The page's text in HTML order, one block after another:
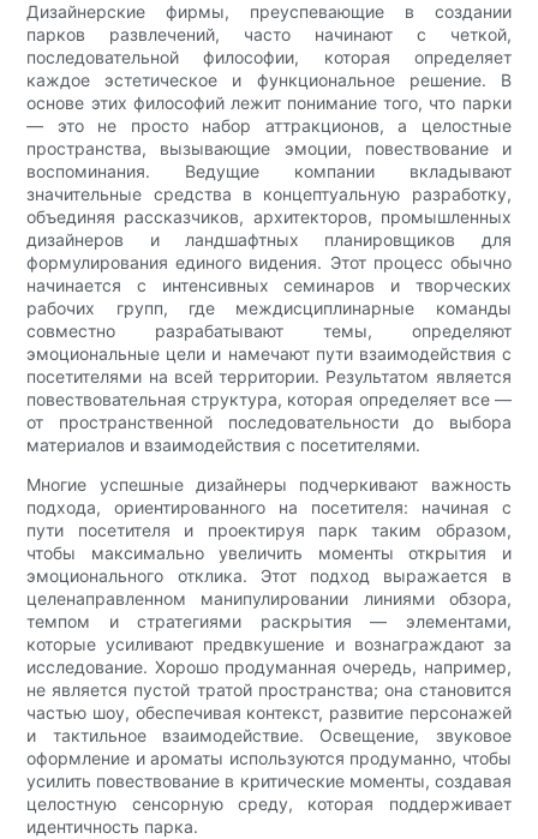
Дизайнерские фирмы, преуспевающие в создании
парков развлечений, часто начинают с четкой,
последовательной философии, которая определяет
каждое эстетическое и функциональное решение. В
основе этих философий лежит понимание того, что парки
— это не просто набор аттракционов, а целостные
пространства, вызывающие эмоции, повествование и
воспоминания. Ведущие компании вкладывают
значительные средства в концептуальную разработку,
объединяя рассказчиков, архитекторов, промышленных
дизайнеров и ландшафтных планировщиков для
формулирования единого видения. Этот процесс обычно
начинается с интенсивных семинаров и творческих
рабочих групп, где междисциплинарные команды
совместно разрабатывают темы, определяют
эмоциональные цели и намечают пути взаимодействия с
посетителями на всей территории. Результатом является
повествовательная структура, которая определяет все —
от пространственной последовательности до выбора
материалов и взаимодействия с посетителями.
Многие успешные дизайнеры подчеркивают важность
подхода, ориентированного на посетителя: начиная с
пути посетителя и проектируя парк таким образом,
чтобы максимально увеличить моменты открытия и
эмоционального отклика. Этот подход выражается в
целенаправленном манипулировании линиями обзора,
темпом и стратегиями раскрытия — элементами,
которые усиливают предвкушение и вознаграждают за
исследование. Хорошо продуманная очередь, например,
не является пустой тратой пространства; она становится
частью шоу, обеспечивая контекст, развитие персонажей
и тактильное взаимодействие. Освещение, звуковое
оформление и ароматы используются продуманно, чтобы
усилить повествование в критические моменты, создавая
целостную сенсорную среду, которая поддерживает
идентичность парка.